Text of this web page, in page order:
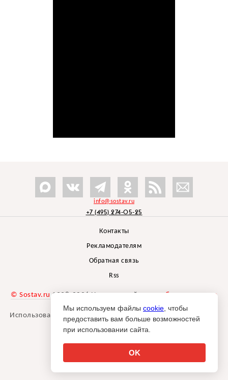
info@sostav.ru
+7 (495) 274-05-25
Контакты
Рекламодателям
Обратная связь
Rss
© Sostav.ru 1998-2026 Независимый проектбрендингового
агентства Depot
Использование материалов Sostav.ru допустимо только при
указании источника.
Мы используем файлы cookie , чтобы
предоставить вам больше возможностей
при использовании сайта.
OK